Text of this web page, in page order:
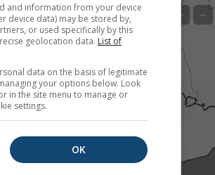
+ −
and information from your device
device data) may be stored by,
or used specifically by this
geolocation data. List of
data on the basis of legitimate
your options below. Look
in the site menu to manage or
settings.
OK